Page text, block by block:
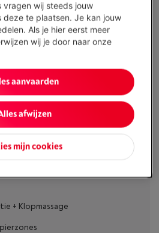
Altijd inbegrepen
Koop nu
Vergelijken
+ Klopmassage
vragen wij steeds jouw
deze te plaatsen. Je kan jouw
Als je hier eerst meer
wij je door naar onze
mijn cookies
afwijzen
aanvaarden